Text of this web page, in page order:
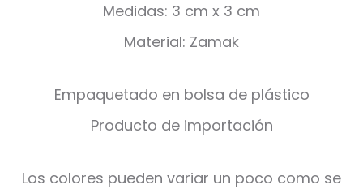
Medidas: 3 cm x 3 cm
Material: Zamak
Empaquetado en bolsa de plástico
Producto de importación
Los colores pueden variar un poco como se